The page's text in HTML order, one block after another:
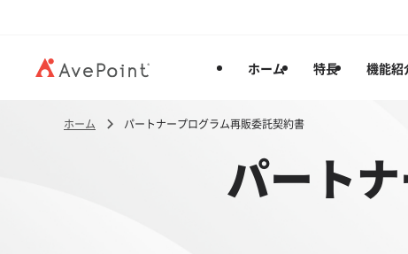
ホーム 特長 機能紹
ホーム パートナープログラム再販委託契約書
パート